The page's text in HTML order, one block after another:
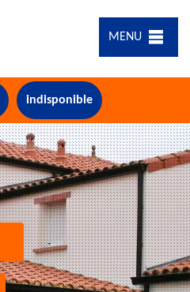
MENU
indisponible